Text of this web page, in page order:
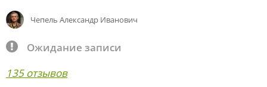
Чепель Александр Иванович
Ожидание записи
135 отзывов